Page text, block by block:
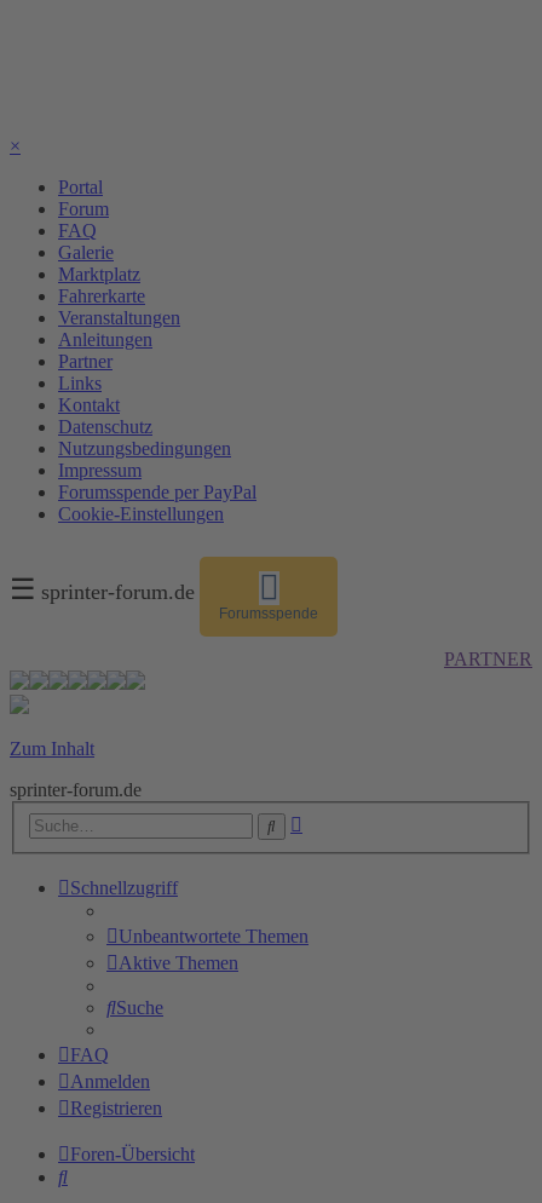
×
Portal
Forum
FAQ
Galerie
Marktplatz
Fahrerkarte
Veranstaltungen
Anleitungen
Partner
Links
Kontakt
Datenschutz
Nutzungsbedingungen
Impressum
Forumsspende per PayPal
Cookie-Einstellungen
☰ sprinter-forum.de
Forumsspende
PARTNER
Zum Inhalt
sprinter-forum.de
Suche
Schnellzugriff
Unbeantwortete Themen
Aktive Themen
Suche
FAQ
Anmelden
Registrieren
Foren-Übersicht
Suche